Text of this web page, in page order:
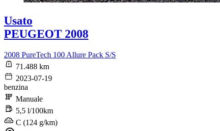
Usato
PEUGEOT 2008
2008 PureTech 100 Allure Pack S/S
71.488 km
2023-07-19
benzina
Manuale
5,5 l/100km
C (124 g/km)